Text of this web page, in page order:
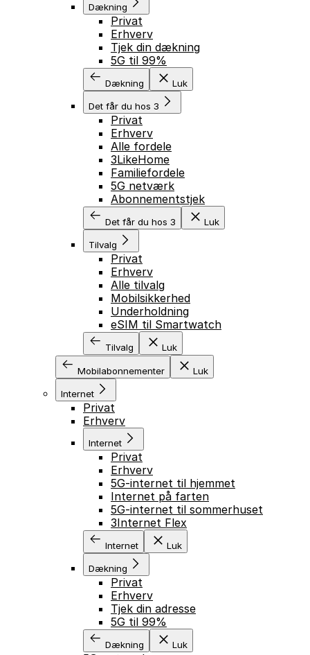
Dækning
Privat
Erhverv
Tjek din dækning
5G til 99%
Dækning Luk
Det får du hos 3
Privat
Erhverv
Alle fordele
3LikeHome
Familiefordele
5G netværk
Abonnementstjek
Det får du hos 3 Luk
Tilvalg
Privat
Erhverv
Alle tilvalg
Mobilsikkerhed
Underholdning
eSIM til Smartwatch
Tilvalg Luk
Mobilabonnementer Luk
Internet
Privat
Erhverv
Internet
Privat
Erhverv
5G-internet til hjemmet
Internet på farten
5G-internet til sommerhuset
3Internet Flex
Internet Luk
Dækning
Privat
Erhverv
Tjek din adresse
5G til 99%
Dækning Luk